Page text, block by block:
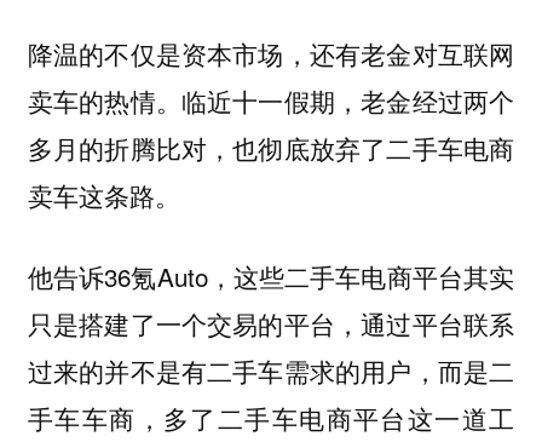
降温的不仅是资本市场，还有老金对互联网
卖车的热情。临近十一假期，老金经过两个
多月的折腾比对，也彻底放弃了二手车电商
卖车这条路。
他告诉36氪Auto，这些二手车电商平台其实
只是搭建了一个交易的平台，通过平台联系
过来的并不是有二手车需求的用户，而是二
手车车商，多了二手车电商平台这一道工